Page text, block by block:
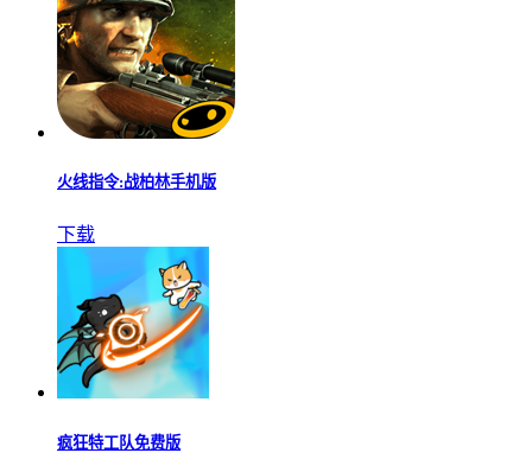
火线指令:战柏林手机版
下载
疯狂特工队免费版